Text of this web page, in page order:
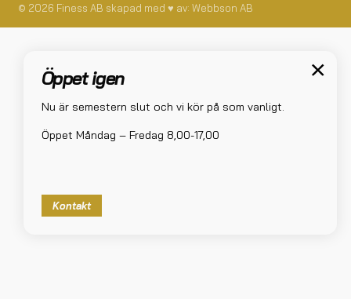
© 2026 Finess AB skapad med ♥ av: Webbson AB
Öppet igen
Nu är semestern slut och vi kör på som vanligt.
Öppet Måndag – Fredag 8,00-17,00
Kontakt